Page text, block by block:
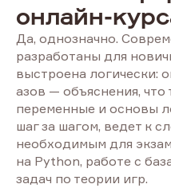
онлайн-
Да, однозначно.
разработаны для
выстроена логически:
азов — объяснения, что
переменные и основы
шаг за шагом, ведет к
необходимым для
на Python, работе с
задач по теории игр.